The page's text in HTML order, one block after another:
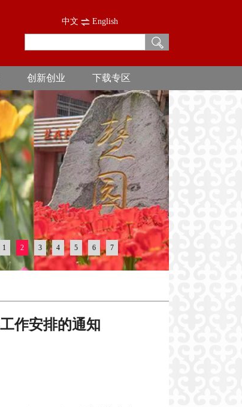
中文 English
创新创业 下载专区
1 2 3 4 5 6 7
作安排的通知